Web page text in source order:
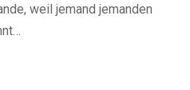
weil jemand jemanden